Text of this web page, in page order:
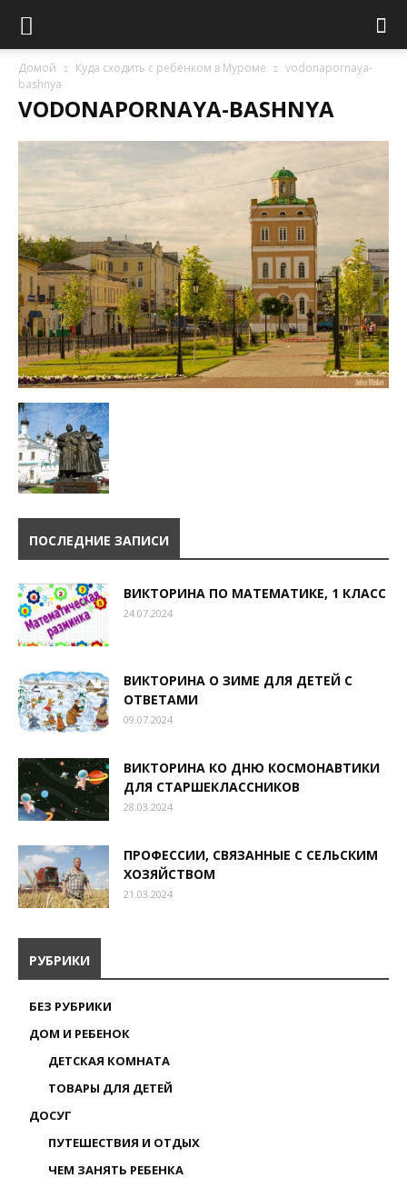
Домой Куда сходить с ребёнком в Муроме
vodonapornaya-
bashnya
VODONAPORNAYA-BASHNYA
ПОСЛЕДНИЕ ЗАПИСИ
ВИКТОРИНА ПО МАТЕМАТИКЕ, 1 КЛАСС
24.07.2024
ВИКТОРИНА О ЗИМЕ ДЛЯ ДЕТЕЙ С
ОТВЕТАМИ
09.07.2024
ВИКТОРИНА КО ДНЮ КОСМОНАВТИКИ
ДЛЯ СТАРШЕКЛАССНИКОВ
28.03.2024
ПРОФЕССИИ, СВЯЗАННЫЕ С СЕЛЬСКИМ
ХОЗЯЙСТВОМ
21.03.2024
РУБРИКИ
БЕЗ РУБРИКИ
ДОМ И РЕБЕНОК
ДЕТСКАЯ КОМНАТА
ТОВАРЫ ДЛЯ ДЕТЕЙ
ДОСУГ
ПУТЕШЕСТВИЯ И ОТДЫХ
ЧЕМ ЗАНЯТЬ РЕБЕНКА